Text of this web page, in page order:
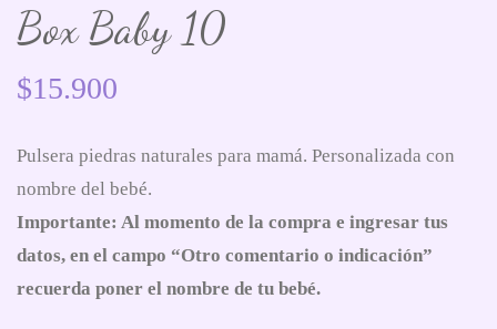
Box Baby 10
$15.900
Pulsera piedras naturales para mamá. Personalizada con
nombre del bebé.
Importante: Al momento de la compra e ingresar tus
datos, en el campo “Otro comentario o indicación”
recuerda poner el nombre de tu bebé.